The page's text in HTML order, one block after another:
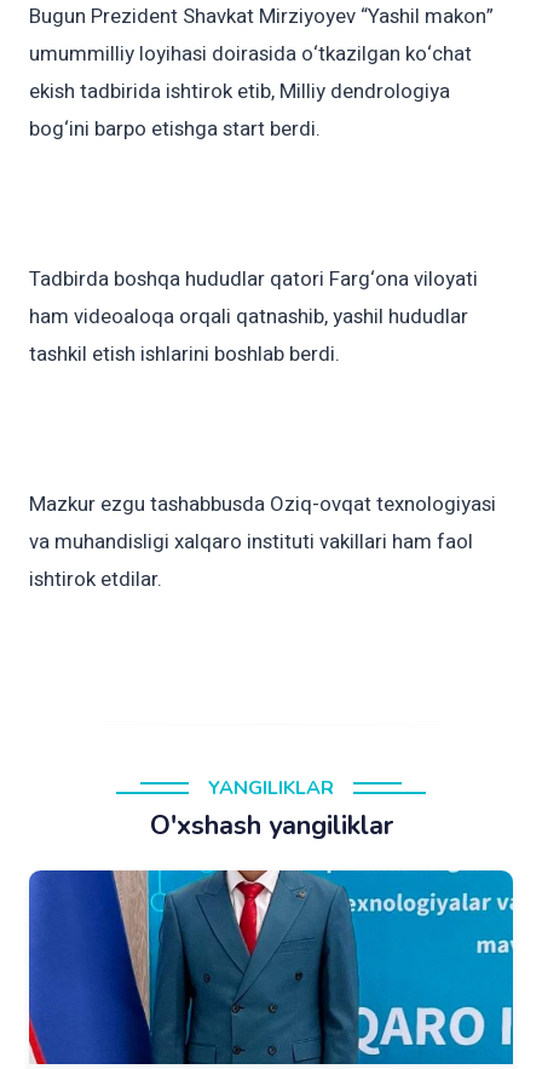
Bugun Prezident Shavkat Mirziyoyev “Yashil makon”
umummilliy loyihasi doirasida o‘tkazilgan ko‘chat
ekish tadbirida ishtirok etib, Milliy dendrologiya
bog‘ini barpo etishga start berdi.
Tadbirda boshqa hududlar qatori Farg‘ona viloyati
ham videoaloqa orqali qatnashib, yashil hududlar
tashkil etish ishlarini boshlab berdi.
Mazkur ezgu tashabbusda Oziq-ovqat texnologiyasi
va muhandisligi xalqaro instituti vakillari ham faol
YANGILIKLAR
O'xshash yangiliklar